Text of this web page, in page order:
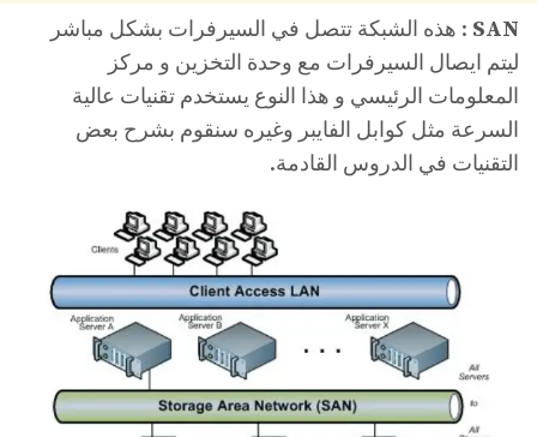
SAN : هذه الشبكة تتصل في السيرفرات بشكل مباشر
ليتم ايصال السيرفرات مع وحدة التخزين و مركز
المعلومات الرئيسي و هذا النوع يستخدم تقنيات عالية
السرعة مثل كوابل الفايبر وغيره سنقوم بشرح بعض
التقنيات في الدروس القادمة.